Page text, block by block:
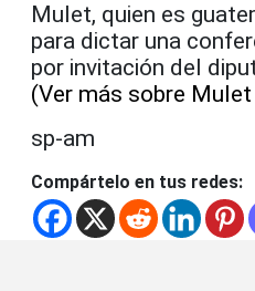
Mulet, quien es
para dictar una
por invitación del
(Ver más sobre Mulet
sp-am
Compártelo en tus redes: